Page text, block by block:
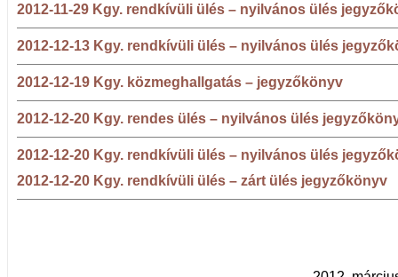
2012-11-29 Kgy. rendkívüli ülés – nyilvános ülés
2012-12-13 Kgy. rendkívüli ülés – nyilvános ülés
2012-12-19 Kgy. közmeghallgatás – jegyzőkönyv
2012-12-20 Kgy. rendes ülés – nyilvános ülés
2012-12-20 Kgy. rendkívüli ülés – nyilvános ülés
2012-12-20 Kgy. rendkívüli ülés – zárt ülés jegyzőkönyv